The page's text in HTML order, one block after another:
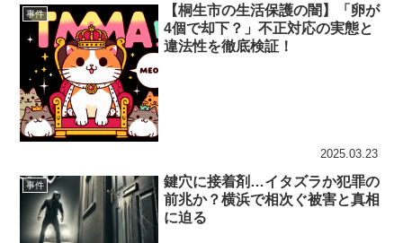
事件
【桐生市の生活保護の闇】「卵が
4個で却下？」不正対応の実態と
違法性を徹底検証！
2025.03.23
事件
鍵穴に接着剤…イタズラか犯罪の
前兆か？横浜で相次ぐ被害と真相
に迫る